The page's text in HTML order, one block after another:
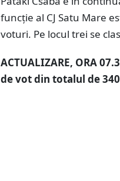
funcție al CJ Satu Mare
voturi. Pe locul trei se
ACTUALIZARE, ORA
de vot din totalul de